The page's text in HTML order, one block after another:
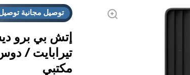
توصيل مجانية
تيرابايت /
مكتبي